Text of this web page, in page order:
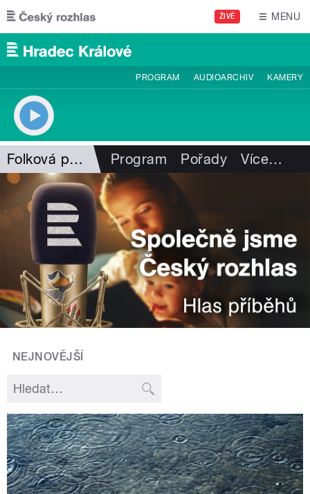
Přejít k hlavnímu obsahu
ŽIVĚ MENU
PROGRAM AUDIOARCHIV KAMERY
Folková pohlazení Program Pořady Více…
NEJNOVĚJŠÍ